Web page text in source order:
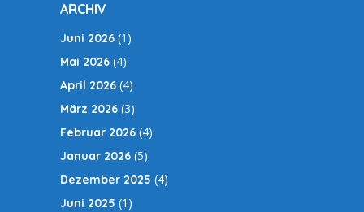
ARCHIV
Juni 2026 (1)
Mai 2026 (4)
April 2026 (4)
März 2026 (3)
Februar 2026 (4)
Januar 2026 (5)
Dezember 2025 (4)
Juni 2025 (1)